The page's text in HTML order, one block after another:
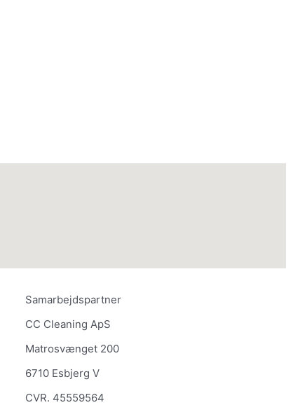
Samarbejdspartner
CC Cleaning ApS
Matrosvænget 200
6710 Esbjerg V
CVR. 45559564